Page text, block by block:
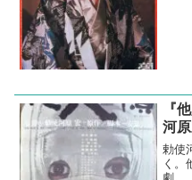
『
河
勅使
く。